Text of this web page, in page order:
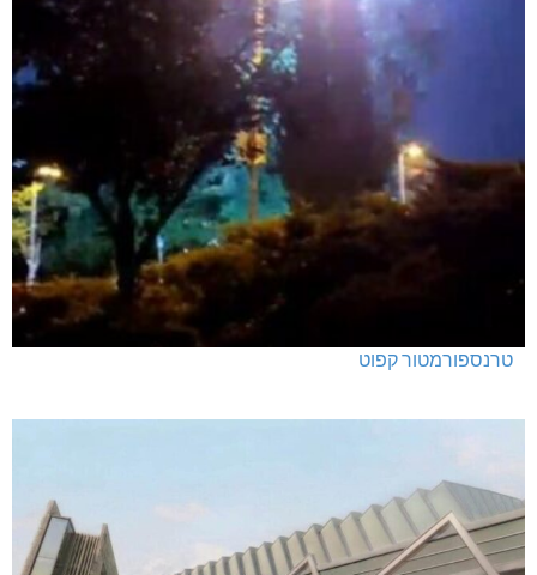
טרנספורמטור קפוט